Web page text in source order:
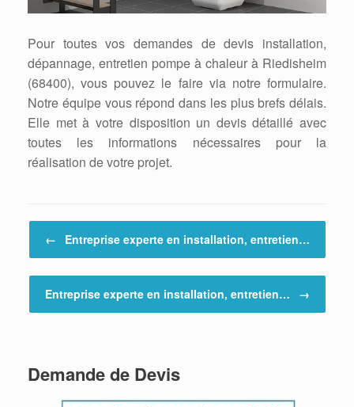
Pour toutes vos demandes de devis installation,
dépannage, entretien pompe à chaleur à Riedisheim
(68400), vous pouvez le faire via notre formulaire.
Notre équipe vous répond dans les plus brefs délais.
Elle met à votre disposition un devis détaillé avec
toutes les informations nécessaires pour la
réalisation de votre projet.
← Entreprise experte en installation, entretien…
Entreprise experte en installation, entretien… →
Demande de Devis